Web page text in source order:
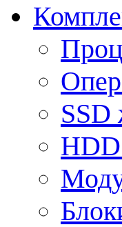
SSD